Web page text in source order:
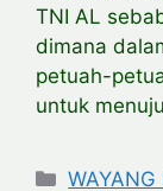
TNI AL
dimana
petuah-
untuk
WAYANG